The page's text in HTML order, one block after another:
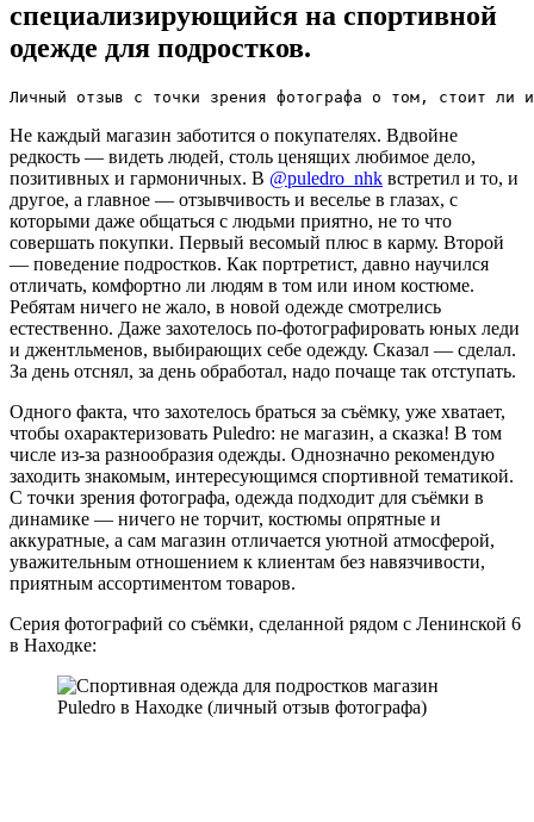
специализирующийся на спортивной
одежде для подростков.
Личный отзыв с точки зрения фотографа о том, стоит
Не каждый магазин заботится о покупателях. Вдвойне
редкость — видеть людей, столь ценящих любимое дело,
позитивных и гармоничных. В @puledro_nhk встретил и то, и
другое, а главное — отзывчивость и веселье в глазах, с
которыми даже общаться с людьми приятно, не то что
совершать покупки. Первый весомый плюс в карму. Второй
— поведение подростков. Как портретист, давно научился
отличать, комфортно ли людям в том или ином костюме.
Ребятам ничего не жало, в новой одежде смотрелись
естественно. Даже захотелось по-фотографировать юных леди
и джентльменов, выбирающих себе одежду. Сказал — сделал.
За день отснял, за день обработал, надо почаще так отступать.
Одного факта, что захотелось браться за съёмку, уже хватает,
чтобы охарактеризовать Puledro: не магазин, а сказка! В том
числе из-за разнообразия одежды. Однозначно рекомендую
заходить знакомым, интересующимся спортивной тематикой.
С точки зрения фотографа, одежда подходит для съёмки в
динамике — ничего не торчит, костюмы опрятные и
аккуратные, а сам магазин отличается уютной атмосферой,
уважительным отношением к клиентам без навязчивости,
приятным ассортиментом товаров.
Серия фотографий со съёмки, сделанной рядом с Ленинской 6
в Находке: